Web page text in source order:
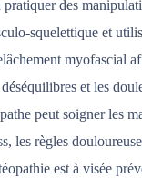
pratiquer des
squelettique et
myofascial
et les
peut soigner les
les règles
est à visée